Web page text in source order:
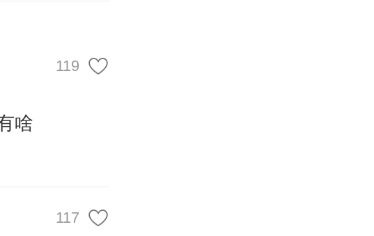
舞，还和参
费类技术
，
全尺寸
119
啥
117